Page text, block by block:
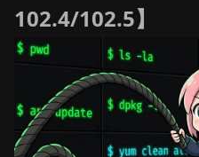
102.4/102.5】